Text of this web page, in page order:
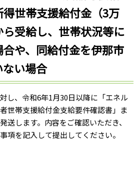
世帯支援給付金（3万
受給し、世帯状況等に
や、同給付金を伊那市
い場合
し、令和6年1月30日以降に「エネル
世帯支援給付金支給要件確認書」ま
送します。内容をご確認いただき、
項を記入して提出してください。